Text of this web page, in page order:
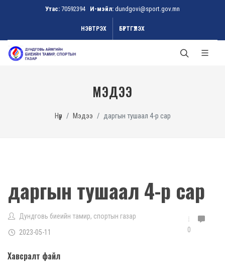
Утас: 70592394 И-мэйл: dundgovi@sport.gov.mn
НЭВТРЭХ БҮРТГҮҮЛЭХ
МЭДЭЭ
Нүүр Мэдээ даргын тушаал 4-р сар
даргын тушаал 4-р сар
Дундговь биеийн тамир, спортын газар
2023-05-11
0
Хавсралт файл